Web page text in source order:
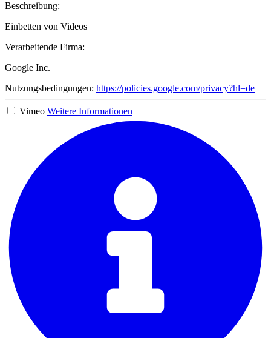
Beschreibung:
Einbetten von Videos
Verarbeitende Firma:
Google Inc.
Nutzungsbedingungen: https://policies.google.com/privacy?hl=de
Vimeo Weitere Informationen